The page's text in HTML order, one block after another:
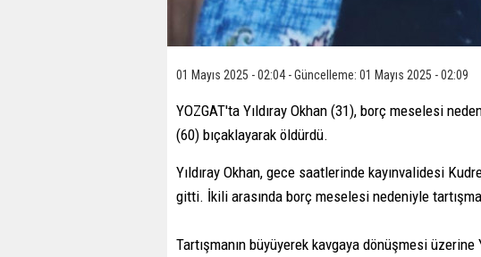
01 Mayıs 2025 - 02:04 - Güncelleme: 01 Mayıs 2025 - 02:09
YOZGAT'ta Yıldıray Okhan (31), borç meselesi
(60) bıçaklayarak öldürdü.
Yıldıray Okhan, gece saatlerinde kayınvalidesi
gitti. İkili arasında borç meselesi nedeniyle tartışma
Tartışmanın büyüyerek kavgaya dönüşmesi üzerine